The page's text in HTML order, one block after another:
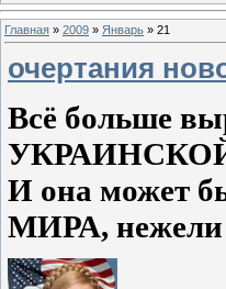
Главная » 2009 » Январь » 21
очертания
Всё больше
УКРАИНСКОЙ
И она может
МИРА, нежели